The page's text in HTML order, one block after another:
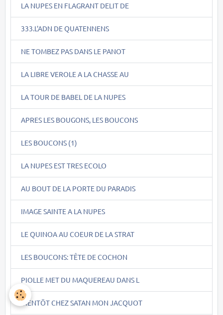
LA NUPES EN FLAGRANT DELIT DE
333.L'ADN DE QUATENNENS
NE TOMBEZ PAS DANS LE PANOT
LA LIBRE VEROLE A LA CHASSE AU
LA TOUR DE BABEL DE LA NUPES
APRES LES BOUGONS, LES BOUCONS
LES BOUCONS (1)
LA NUPES EST TRES ECOLO
AU BOUT DE LA PORTE DU PARADIS
IMAGE SAINTE A LA NUPES
LE QUINOA AU COEUR DE LA STRAT
LES BOUCONS: TÊTE DE COCHON
PIOLLE MET DU MAQUEREAU DANS L
BIENTÖT CHEZ SATAN MON JACQUOT